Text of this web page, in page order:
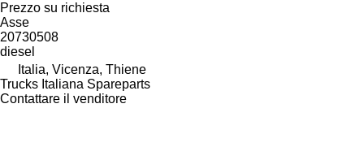
Prezzo su richiesta
Asse
20730508
diesel
Italia, Vicenza, Thiene
Trucks Italiana Spareparts
Contattare il venditore